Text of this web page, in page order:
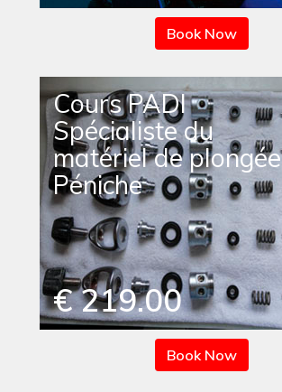
Book Now
Cours PADI
Spécialiste du
matériel de plongée
Péniche
€ 219.00
Book Now